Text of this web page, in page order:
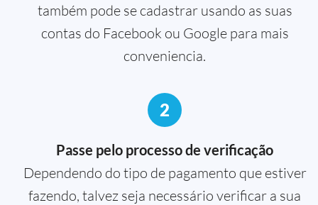
também pode se cadastrar usando as suas
contas do Facebook ou Google para mais
conveniencia.
2
Passe pelo processo de verificação
Dependendo do tipo de pagamento que estiver
fazendo, talvez seja necessário verificar a sua